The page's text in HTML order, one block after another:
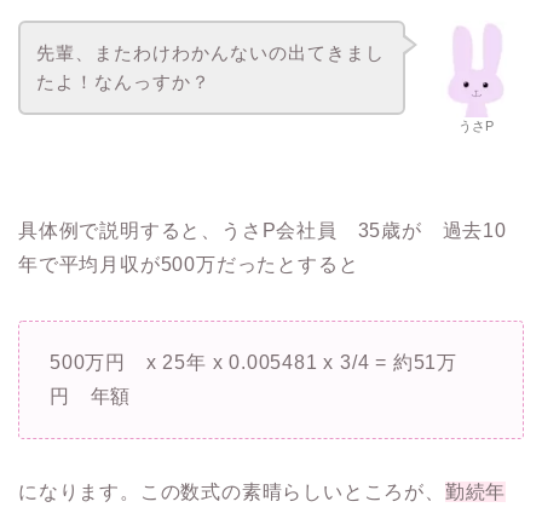
うさP
先輩、またわけわかんないの出てきまし
たよ！なんっすか？
具体例で説明すると、うさP会社員 35歳が 過去10
年で平均月収が500万だったとすると
500万円 x 25年 x 0.005481 x 3/4 = 約51万
円 年額
になります。この数式の素晴らしいところが、 勤続年